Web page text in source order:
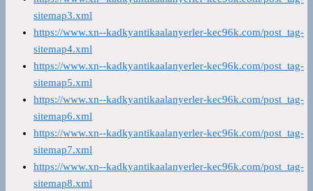
sitemap3.xml
https://www.xn--kadkyantikaalanyerler-kec96k.com/post_tag-
sitemap4.xml
https://www.xn--kadkyantikaalanyerler-kec96k.com/post_tag-
sitemap5.xml
https://www.xn--kadkyantikaalanyerler-kec96k.com/post_tag-
sitemap6.xml
https://www.xn--kadkyantikaalanyerler-kec96k.com/post_tag-
sitemap7.xml
https://www.xn--kadkyantikaalanyerler-kec96k.com/post_tag-
sitemap8.xml